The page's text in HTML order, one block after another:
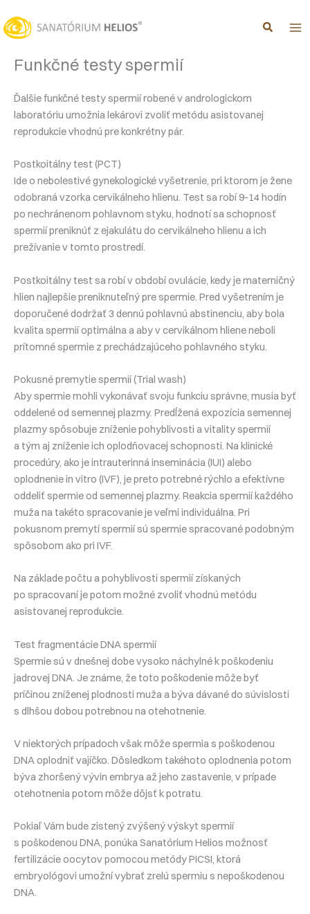
na
obsah
Funkčné testy spermií
Ďalšie funkčné testy spermií robené v andrologickom
laboratóriu umožnia lekárovi zvoliť metódu asistovanej
reprodukcie vhodnú pre konkrétny pár.
Postkoitálny test (PCT)
Ide o nebolestivé gynekologické vyšetrenie, pri ktorom je žene
odobraná vzorka cervikálneho hlienu. Test sa robí 9-14 hodín
po nechránenom pohlavnom styku, hodnotí sa schopnosť
spermií preniknúť z ejakulátu do cervikálneho hlienu a ich
prežívanie v tomto prostredí.
Postkoitálny test sa robí v období ovulácie, kedy je materničný
hlien najlepšie preniknuteľný pre spermie. Pred vyšetrením je
doporučené dodržať 3 dennú pohlavnú abstinenciu, aby bola
kvalita spermií optimálna a aby v cervikálnom hliene neboli
prítomné spermie z prechádzajúceho pohlavného styku.
Pokusné premytie spermií (Trial wash)
Aby spermie mohli vykonávať svoju funkciu správne, musia byť
oddelené od semennej plazmy. Predĺžená expozícia semennej
plazmy spôsobuje zníženie pohyblivosti a vitality spermií
a tým aj zníženie ich oplodňovacej schopnosti. Na klinické
procedúry, ako je intrauterinná inseminácia (IUI) alebo
oplodnenie in vitro (IVF), je preto potrebné rýchlo a efektívne
oddeliť spermie od semennej plazmy. Reakcia spermií každého
muža na takéto spracovanie je veľmi individuálna. Pri
pokusnom premytí spermií sú spermie spracované podobným
spôsobom ako pri IVF.
Na základe počtu a pohyblivosti spermií získaných
po spracovaní je potom možné zvoliť vhodnú metódu
asistovanej reprodukcie.
Test fragmentácie DNA spermií
Spermie sú v dnešnej dobe vysoko náchylné k poškodeniu
jadrovej DNA. Je známe, že toto poškodenie môže byť
príčinou zníženej plodnosti muža a býva dávané do súvislosti
s dlhšou dobou potrebnou na otehotnenie.
V niektorých prípadoch však môže spermia s poškodenou
DNA oplodniť vajíčko. Dôsledkom takéhoto oplodnenia potom
býva zhoršený vývin embrya až jeho zastavenie, v prípade
otehotnenia potom môže dôjsť k potratu.
Pokiaľ Vám bude zistený zvýšený výskyt spermií
s poškodenou DNA, ponúka Sanatórium Helios možnosť
fertilizácie oocytov pomocou metódy PICSI, ktorá
embryológovi umožní vybrať zrelú spermiu s nepoškodenou
DNA.